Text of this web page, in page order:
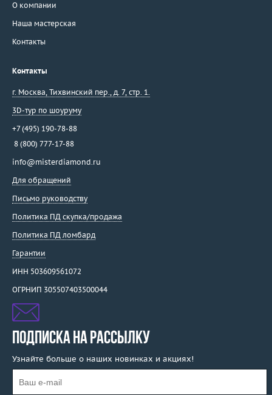
О компании
Наша мастерская
Контакты
Контакты
г. Москва, Тихвинский пер., д. 7, стр. 1.
3D-тур по шоуруму
+7 (495) 190-78-88
8 (800) 777-17-88
info@misterdiamond.ru
Для обращений
Письмо руководству
Политика ПД скупка/продажа
Политика ПД ломбард
Гарантии
ИНН 503609561072
ОГРНИП 305507403500044
ПОДПИСКА НА РАССЫЛКУ
Узнайте больше о наших новинках и акциях!